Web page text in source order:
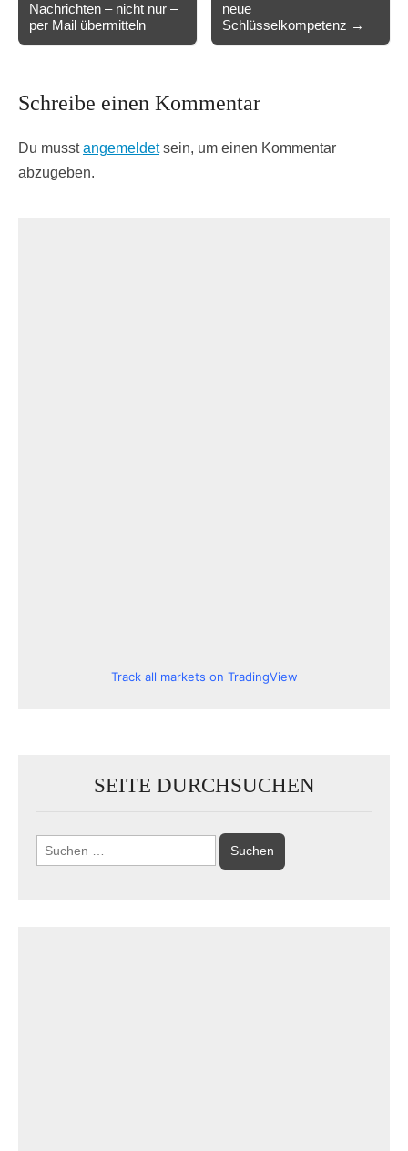
navigation
Nachrichten – nicht nur –
per Mail übermitteln
neue
Schlüsselkompetenz →
Schreibe einen Kommentar
Du musstangemeldetsein, um einen Kommentar
abzugeben.
Track all markets on TradingView
SEITE DURCHSUCHEN
Suchen
nach: